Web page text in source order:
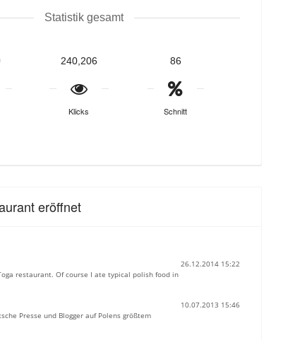
Statistik gesamt
240,206
Klicks
86
Schnitt
eröffnet
26.12.2014 15:22
restaurant. Of course I ate typical polish food in
10.07.2013 15:46
Presse und Blogger auf Polens größtem